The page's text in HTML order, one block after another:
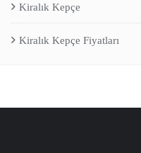
Kiralık Kepçe
Kiralık Kepçe Fiyatları